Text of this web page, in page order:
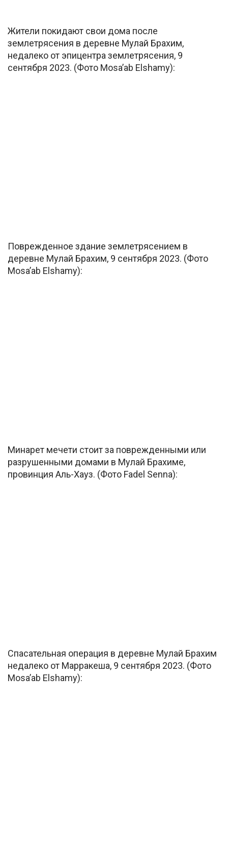
Жители покидают свои дома после
землетрясения в деревне Мулай Брахим,
недалеко от эпицентра землетрясения, 9
сентября 2023. (Фото Mosa’ab Elshamy):
Поврежденное здание землетрясением в
деревне Мулай Брахим, 9 сентября 2023. (Фото
Mosa’ab Elshamy):
Минарет мечети стоит за поврежденными или
разрушенными домами в Мулай Брахиме,
провинция Аль-Хауз. (Фото Fadel Senna):
Спасательная операция в деревне Мулай Брахим
недалеко от Марракеша, 9 сентября 2023. (Фото
Mosa’ab Elshamy):